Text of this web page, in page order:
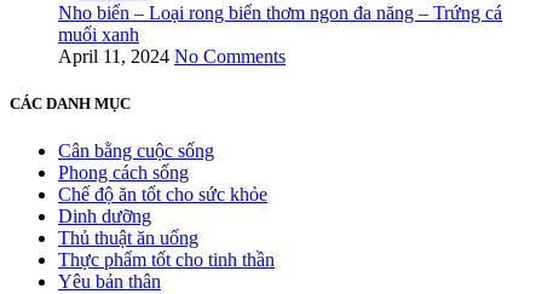
Nho biển – Loại rong biển thơm ngon đa năng – Trứng cá
muối xanh
April 11, 2024 No Comments
CÁC DANH MỤC
Cân bằng cuộc sống
Phong cách sống
Chế độ ăn tốt cho sức khỏe
Dinh dưỡng
Thủ thuật ăn uống
Thực phẩm tốt cho tinh thần
Yêu bản thân